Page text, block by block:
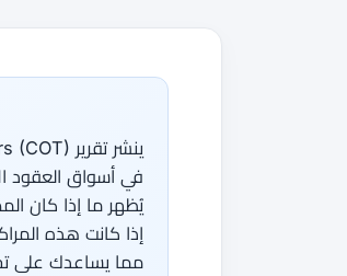
مما يساعدك على